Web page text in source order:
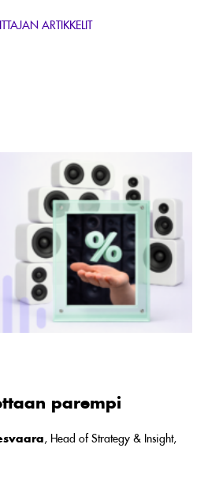
ARTIKKELIT
parempi
, Head of Strategy & Insight,